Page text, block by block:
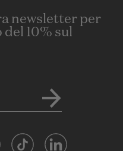
newsletter per
10% sul